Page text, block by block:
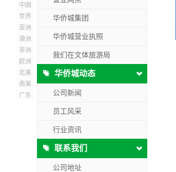
华侨城集团
华侨城营业执照
我们在文体旅游局
华侨城动态
公司新闻
员工风采
行业资讯
联系我们
公司地址
中国
世界
亚洲
澳洲
非洲
欧洲
北美
南美
广东